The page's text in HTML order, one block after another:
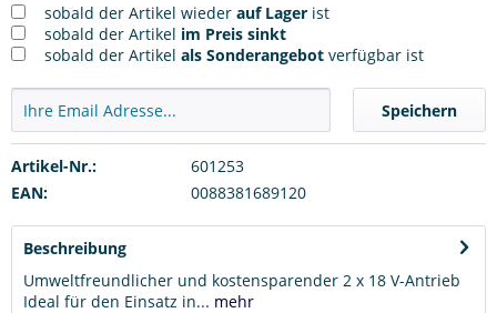
sobald der Artikel wieder auf Lager ist
sobald der Artikel im Preis sinkt
sobald der Artikel als Sonderangebot verfügbar ist
Speichern
Artikel-Nr.:
601253
EAN:
0088381689120
Beschreibung
Umweltfreundlicher und kostensparender 2 x 18 V-Antrieb
Ideal für den Einsatz in... mehr